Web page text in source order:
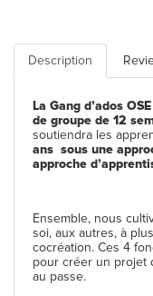
Description
La Gang d’ados OSE
de groupe de 12
soutiendra les
ans sous une
approche
Ensemble, nous
soi, aux autres, à
cocréation. Ces 4
pour créer un projet
au passe.